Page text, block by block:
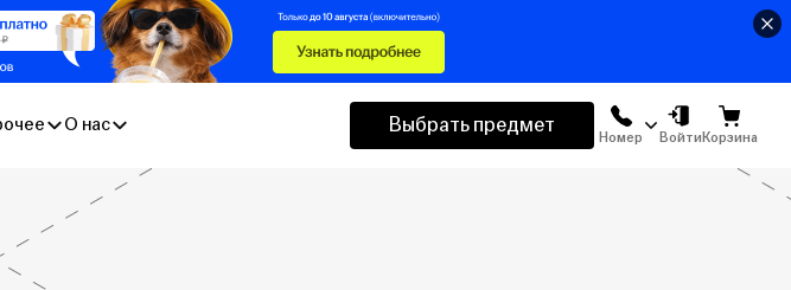
О нас Выбрать предмет
Номер ВойтиКорзина